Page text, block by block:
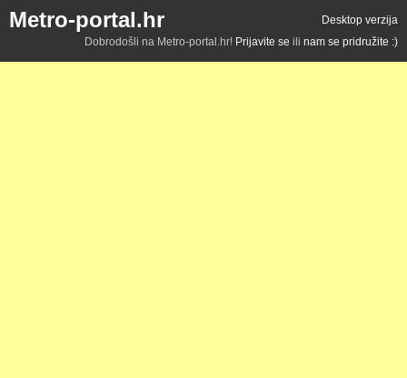
Metro-portal.hr
Desktop verzija
Dobrodošli na Metro-portal.hr! Prijavite se ili nam se pridružite :)